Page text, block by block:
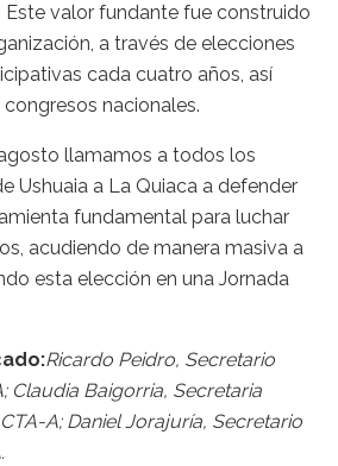
Este valor fundante fue construido
a través de elecciones
cada cuatro años, así
nacionales.
llamamos a todos los
Ushuaia a La Quiaca a defender
fundamental para luchar
acudiendo de manera masiva a
esta elección en una Jornada
Ricardo Peidro, Secretario
Claudia Baigorria, Secretaria
A; Daniel Jorajuría, Secretario